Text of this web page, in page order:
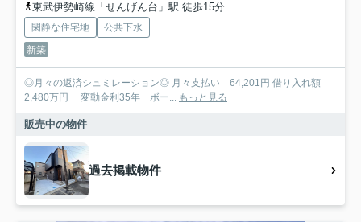
東武伊勢崎線「せんげん台」駅 徒歩15分
閑静な住宅地
公共下水
新築
◎月々の返済シュミレーション◎ 月々支払い 64,201円 借り入れ額
2,480万円 変動金利35年 ボー... もっと見る
販売中の物件
過去掲載物件